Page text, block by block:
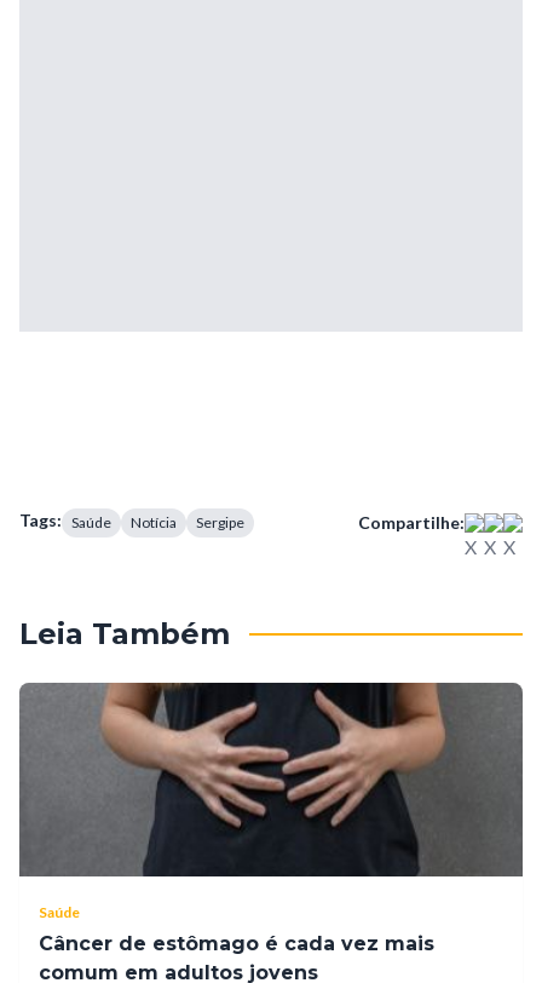
Tags: Saúde Notícia Sergipe Compartilhe:
Leia Também
Saúde
Câncer de estômago é cada vez mais
comum em adultos jovens